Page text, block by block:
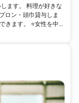
ます。 料理が好きな
ロン・頭巾貸与しま
ます。 ⭐女性を中...